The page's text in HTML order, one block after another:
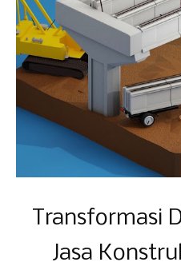
Transformasi
Jasa